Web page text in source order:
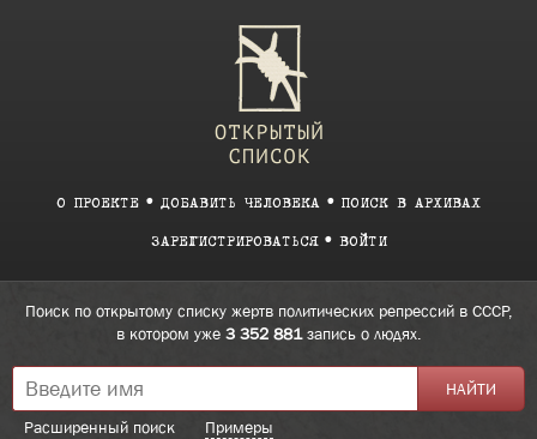
О ПРОЕКТЕ ДОБАВИТЬ ЧЕЛОВЕКА ПОИСК В АРХИВАХ
ЗАРЕГИСТРИРОВАТЬСЯ ВОЙТИ
Поиск по открытому списку жертв политических репрессий в СССР,
в котором уже 3 352 881запись о людях.
Расширенный поиск Примеры